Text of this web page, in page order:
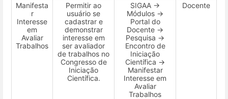
Manifesta
r
Interesse
em
Avaliar
Trabalhos
Permitir ao
usuário se
cadastrar e
demonstrar
interesse em
ser avaliador
de trabalhos no
Congresso de
Iniciação
Científica.
SIGAA →
Módulos →
Portal do
Docente →
Pesquisa →
Encontro de
Iniciação
Científica →
Manifestar
Interesse em
Avaliar
Trabalhos
Docente